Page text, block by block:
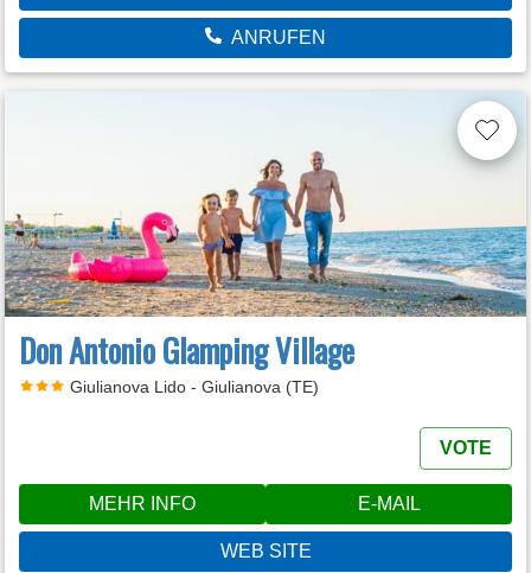
ANRUFEN
Don Antonio Glamping Village
Giulianova Lido - Giulianova (TE)
VOTE
MEHR INFO E-MAIL
WEB SITE